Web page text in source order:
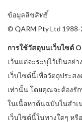
ข้อมูลลิขสิทธิ์
© QARM Pty Ltd
การใช้วัสดุบนเว็บไซต์
เว้นแต่จะระบุไว้เป็นอย่
เว็บไซต์นี้เพื่อวัตถุประส
เท่านั้น โดยคุณจะต้องรั
ในเนื้อหาต้นฉบับในสำเ
เว็บไซต์นี้ในทางใดๆ ห